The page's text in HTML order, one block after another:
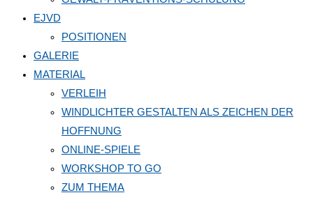
EJVD
POSITIONEN
GALERIE
MATERIAL
VERLEIH
WINDLICHTER GESTALTEN ALS ZEICHEN DER
HOFFNUNG
ONLINE-SPIELE
WORKSHOP TO GO
ZUM THEMA